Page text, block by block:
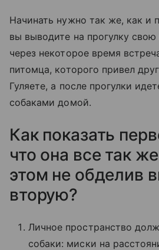
Начинать нужно так же, как и
вы выводите на прогулку
через некоторое время
питомца, которого привел
Гуляете, а после прогулки
собаками домой.
Как показать
что она все так
этом не обделив
вторую?
Личное пространство
собаки: миски на